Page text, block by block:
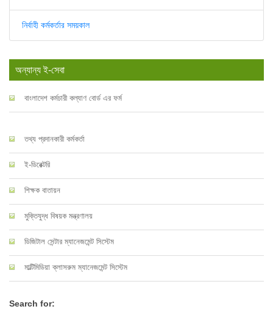
নির্বাহী কর্মকর্তার সময়কাল
অন্যান্য ই-সেবা
বাংলাদেশ কর্মচারী কল্যাণ বোর্ড এর ফর্ম
তথ্য প্রদানকারী কর্মকর্তা
ই-ডিরেক্টরি
শিক্ষক বাতায়ন
মুক্তিযুদ্ধ বিষয়ক মন্ত্রণালয়
ডিজিটাল সেন্টার ম্যানেজমেন্ট সিস্টেম
মাল্টিমিডিয়া ক্লাসরুম ম্যানেজমেন্ট সিস্টেম
Search for: